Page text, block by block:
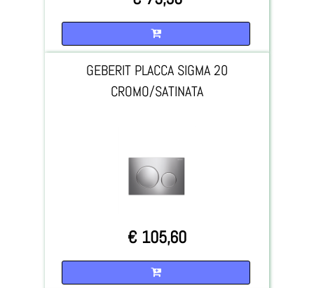
GEBERIT PLACCA SIGMA 20
CROMO/SATINATA
€ 105,60